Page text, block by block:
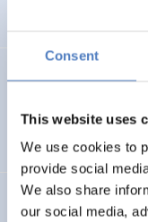
Consent
This website uses
We use cookies to
provide social
We also share
our social media,
SER-SAIGE
Serbian Science
DIRECT HUBS